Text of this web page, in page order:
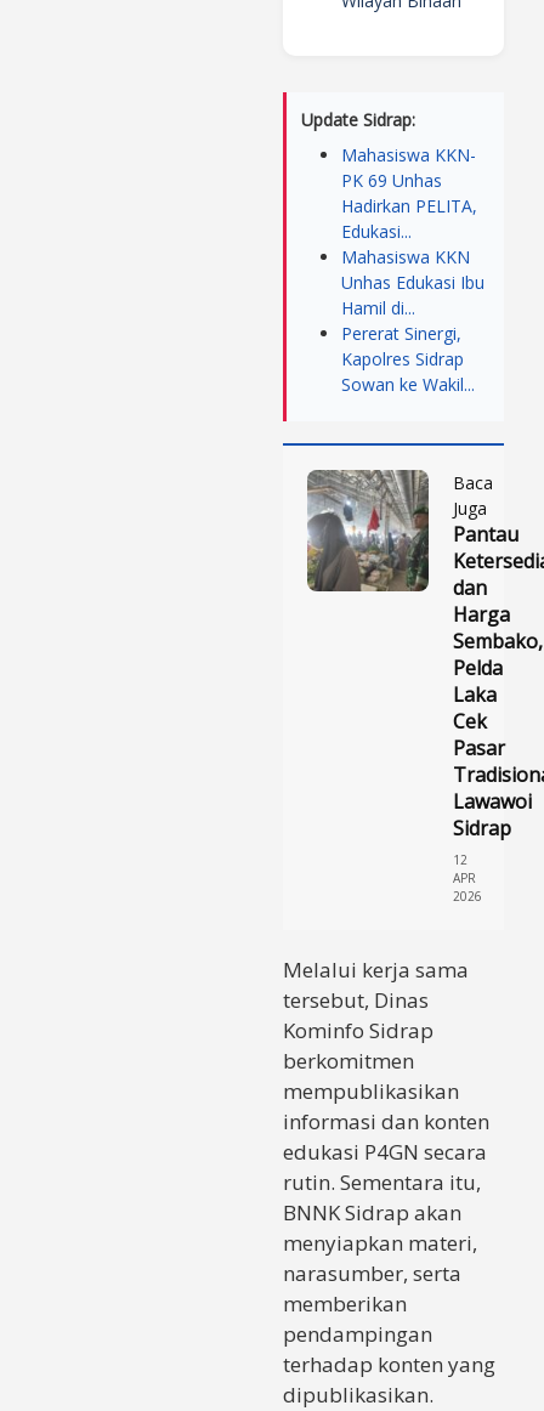
Update Sidrap:
Mahasiswa KKN-
PK 69 Unhas
Hadirkan PELITA,
Edukasi...
Mahasiswa KKN
Unhas Edukasi Ibu
Hamil di...
Pererat Sinergi,
Kapolres Sidrap
Sowan ke Wakil...
Baca
Juga
Pantau
dan
Harga
Sembako,
Pelda
Laka
Cek
Pasar
Lawawoi
Sidrap
12
APR
2026
Melalui kerja sama
tersebut, Dinas
Kominfo Sidrap
berkomitmen
mempublikasikan
informasi dan konten
edukasi P4GN secara
rutin. Sementara itu,
BNNK Sidrap akan
menyiapkan materi,
narasumber, serta
memberikan
pendampingan
terhadap konten yang
dipublikasikan.